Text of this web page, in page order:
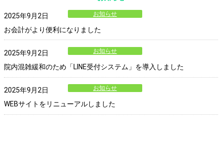
2025年9月2日 お知らせ
お会計がより便利になりました
2025年9月2日 お知らせ
院内混雑緩和のため「LINE受付システム」を導入しました
2025年9月2日 お知らせ
WEBサイトをリニューアルしました